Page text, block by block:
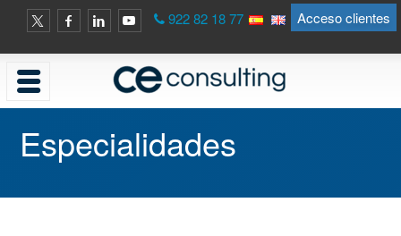
922 82 18 77 Acceso clientes
Especialidades